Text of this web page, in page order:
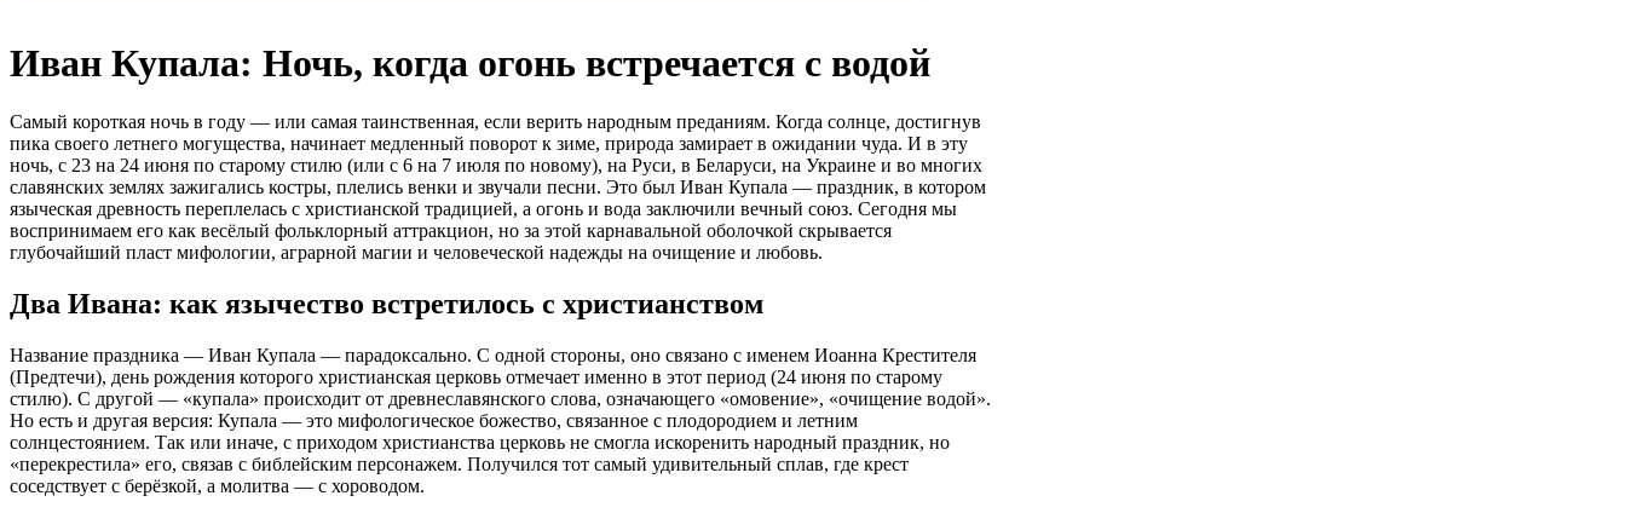
Иван Купала: Ночь, когда огонь встречается с водой
Самый короткая ночь в году — или самая таинственная, если верить народным преданиям. Когда солнце, достигнув
пика своего летнего могущества, начинает медленный поворот к зиме, природа замирает в ожидании чуда. И в эту
ночь, с 23 на 24 июня по старому стилю (или с 6 на 7 июля по новому), на Руси, в Беларуси, на Украине и во многих
славянских землях зажигались костры, плелись венки и звучали песни. Это был Иван Купала — праздник, в котором
языческая древность переплелась с христианской традицией, а огонь и вода заключили вечный союз. Сегодня мы
воспринимаем его как весёлый фольклорный аттракцион, но за этой карнавальной оболочкой скрывается
глубочайший пласт мифологии, аграрной магии и человеческой надежды на очищение и любовь.
Два Ивана: как язычество встретилось с христианством
Название праздника — Иван Купала — парадоксально. С одной стороны, оно связано с именем Иоанна Крестителя
(Предтечи), день рождения которого христианская церковь отмечает именно в этот период (24 июня по старому
стилю). С другой — «купала» происходит от древнеславянского слова, означающего «омовение», «очищение водой».
Но есть и другая версия: Купала — это мифологическое божество, связанное с плодородием и летним
солнцестоянием. Так или иначе, с приходом христианства церковь не смогла искоренить народный праздник, но
«перекрестила» его, связав с библейским персонажем. Получился тот самый удивительный сплав, где крест
соседствует с берёзкой, а молитва — с хороводом.